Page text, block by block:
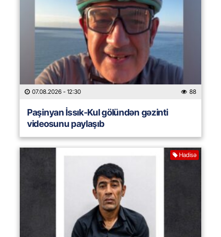
07.08.2026 - 12:30 88
Paşinyan İssık-Kul gölündən gəzinti
videosunu paylaşıb
Hadisə